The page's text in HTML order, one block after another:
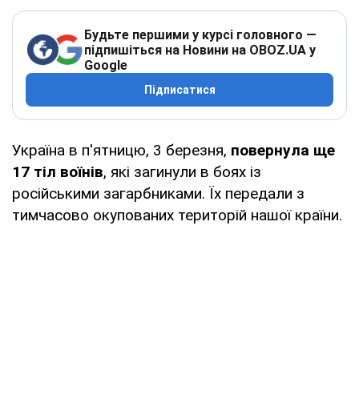
Будьте першими у курсі головного —
підпишіться на Новини на OBOZ.UA у
Google
Підписатися
Україна в п'ятницю, 3 березня, повернула ще
17 тіл воїнів, які загинули в боях із
російськими загарбниками. Їх передали з
тимчасово окупованих територій нашої країни.